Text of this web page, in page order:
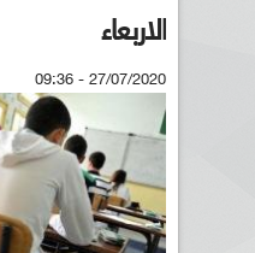
الاربعاء
27/07/2020 - 09:36